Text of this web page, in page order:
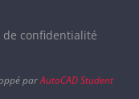
de confidentialité
parAutoCAD Student